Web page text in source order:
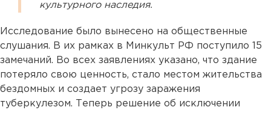
культурного наследия.
Исследование было вынесено на общественные
слушания. В их рамках в Минкульт РФ поступило 15
замечаний. Во всех заявлениях указано, что здание
потеряло свою ценность, стало местом жительства
бездомных и создает угрозу заражения
туберкулезом. Теперь решение об исключении